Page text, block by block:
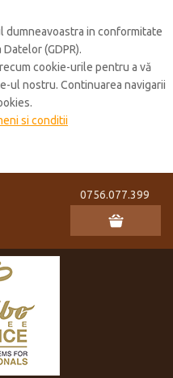
dumneavoastra in conformitate
(GDPR).
cookie-urile pentru a vă
ul nostru. Continuarea navigarii
si conditii
0756.077.399